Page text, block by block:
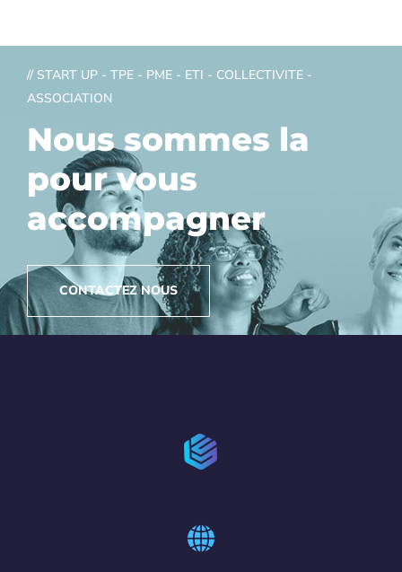
// START UP - TPE - PME - ETI - COLLECTIVITE -
ASSOCIATION
Nous sommes la
pour vous
accompagner
CONTACTEZ NOUS